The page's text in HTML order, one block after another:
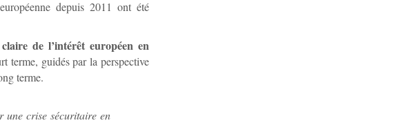
depuis 2011 ont été
de l’intérêt européen en
terme, guidés par la perspective
terme.
une crise sécuritaire en